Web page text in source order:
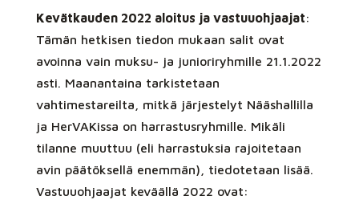
Kevätkauden 2022 aloitus ja vastuuohjaajat:
Tämän hetkisen tiedon mukaan salit ovat
avoinna vain muksu- ja junioriryhmille 21.1.2022
asti. Maanantaina tarkistetaan
vahtimestareilta, mitkä järjestelyt Nääshallilla
ja HerVAKissa on harrastusryhmille. Mikäli
tilanne muuttuu (eli harrastuksia rajoitetaan
avin päätöksellä enemmän), tiedotetaan lisää.
Vastuuohjaajat keväällä 2022 ovat: